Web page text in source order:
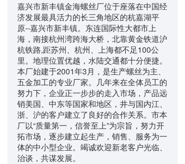
嘉兴市新丰镇金海螺丝厂位于座落在中国经
济发展最具活力的长三角地区的杭嘉湖平
原--嘉兴市新丰镇。东连国际性大都市上
海，南接杭州湾跨海大桥，北靠黄金铁道沪
杭铁路,距苏州、杭州、上海都不足100公
里。地理位置优越，水陆交通都十分便捷。
本厂始建于2001年3月，是生产螺丝为主、
五金加工的专业厂家。几年来在全体员工的
努力下，企业正一步步的走入市场，产品远
销美国、中东等国家和地区，井与国内江、
浙、沪的客户建立了良好的合作关系。市本
厂以“质量第一，信誉至上”为宗旨，努力开
拓市场，逐步建立起生产，销售、服务为一
体的中小型企业。竭诚欢迎新老客户光临、
治谈，共谋发展。